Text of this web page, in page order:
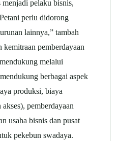
pelaku bisnis,
perlu didorong
lainnya,” tambah
pemberdayaan
melalui
berbagai aspek
produksi, biaya
pemberdayaan
usaha bisnis dan pusat
pekebun swadaya.